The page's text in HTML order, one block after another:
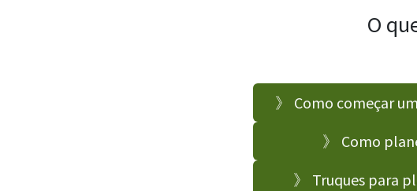
O
》 Como começar
》 Como
》 Truques para